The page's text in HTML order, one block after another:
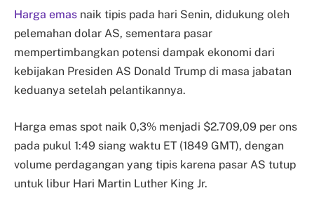
Harga emas naik tipis pada hari Senin, didukung oleh
pelemahan dolar AS, sementara pasar
mempertimbangkan potensi dampak ekonomi dari
kebijakan Presiden AS Donald Trump di masa jabatan
keduanya setelah pelantikannya.
Harga emas spot naik 0,3% menjadi $2.709,09 per ons
pada pukul 1:49 siang waktu ET (1849 GMT), dengan
volume perdagangan yang tipis karena pasar AS tutup
untuk libur Hari Martin Luther King Jr.